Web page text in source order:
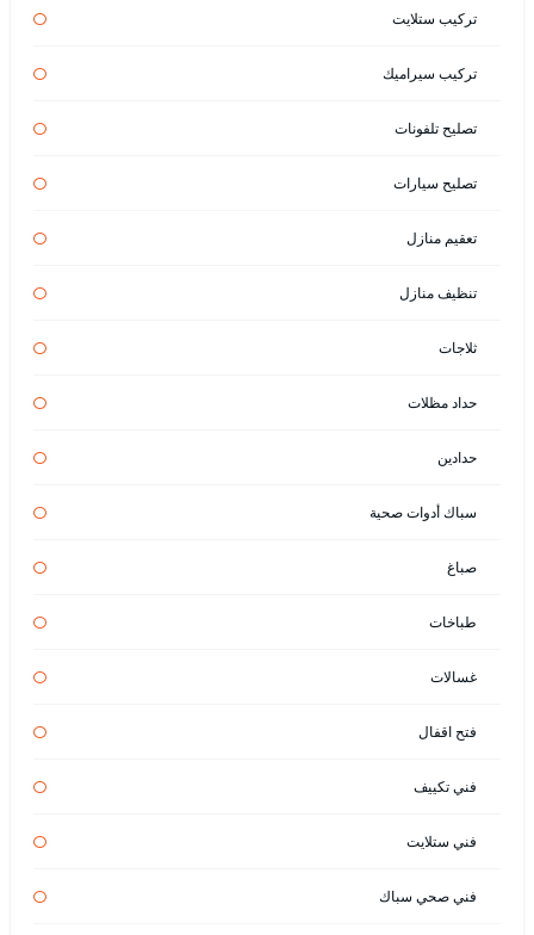
تركيب ستلايت
تركيب سيراميك
تصليح تلفونات
تصليح سيارات
تعقيم منازل
تنظيف منازل
ثلاجات
حداد مظلات
حدادين
سباك أدوات صحية
صباغ
طباخات
غسالات
فتح اقفال
فني تكييف
فني ستلايت
فني صحي سباك